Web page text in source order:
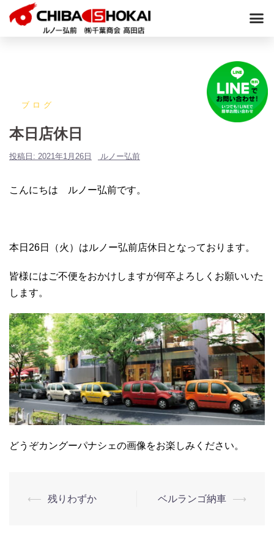
ブログ
本日店休日
投稿日: 2021年1月26日 ルノー弘前
こんにちは ルノー弘前です。
本日26日（火）はルノー弘前店休日となっております。
皆様にはご不便をおかけしますが何卒よろしくお願いいた
します。
どうぞカングーパナシェの画像をお楽しみください。
⟵ 残りわずか ベルランゴ納車 ⟶